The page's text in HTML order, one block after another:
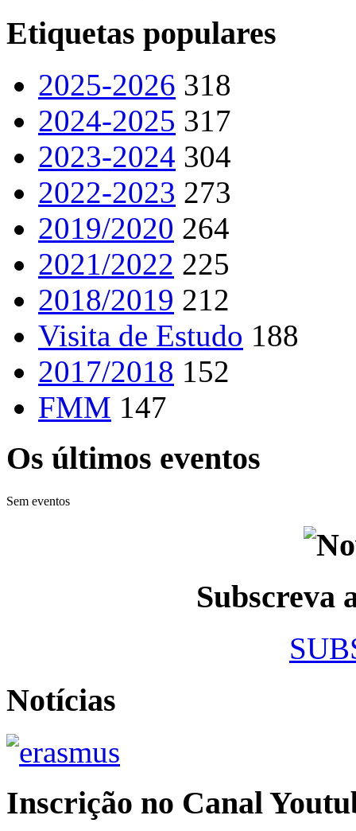
Etiquetas populares
2025-2026 318
2024-2025 317
2023-2024 304
2022-2023 273
2019/2020 264
2021/2022 225
2018/2019 212
Visita de Estudo 188
2017/2018 152
FMM 147
Os últimos eventos
Sem eventos
Subscreva
Notícias
Inscrição no Canal